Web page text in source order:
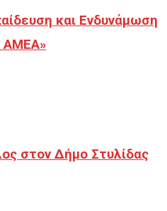
και Ενδυνάμωση
ΑΜΕΑ»
στον Δήμο Στυλίδας